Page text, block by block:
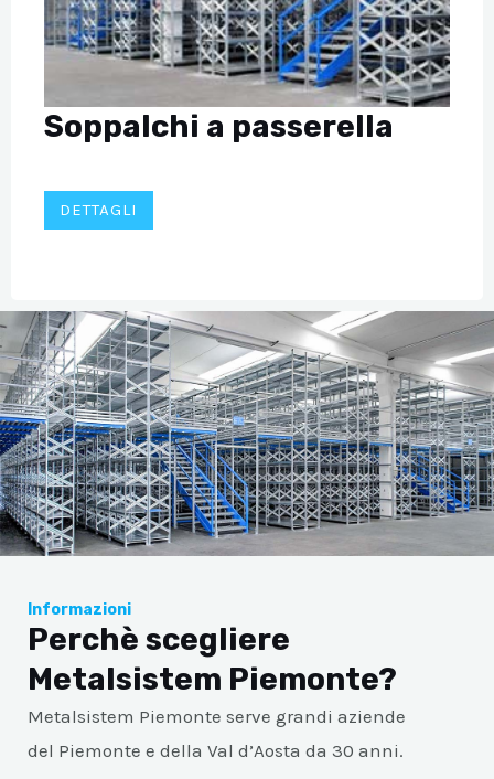
Soppalchi a passerella
DETTAGLI
Informazioni
Perchè scegliere
Metalsistem Piemonte?
Metalsistem Piemonte serve grandi aziende
del Piemonte e della Val d’Aosta da 30 anni.